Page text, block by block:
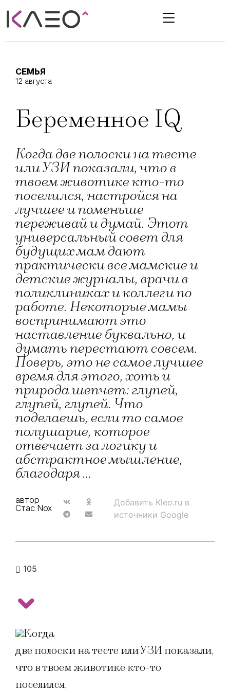
СЕМЬЯ
12 августа
Беременное IQ
Когда две полоски на тесте
или УЗИ показали, что в
твоем животике кто-то
поселился, настройся на
лучшее и поменьше
переживай и думай. Этот
универсальный совет для
будущих мам дают
практически все мамские и
детские журналы, врачи в
поликлиниках и коллеги по
работе. Некоторые мамы
воспринимают это
наставление буквально, и
думать перестают совсем.
Поверь, это не самое лучшее
время для этого, хоть и
природа шепчет: глупей,
глупей, глупей. Что
поделаешь, если то самое
полушарие, которое
отвечает за логику и
абстрактное мышление,
благодаря …
автор
Стас Nox
Добавить Kleo.ru в
источники Google
105
Когда
две полоски на тесте или УЗИ показали,
что в твоем животике кто-то
поселился,